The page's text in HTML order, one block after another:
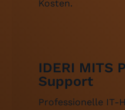
Kosten.
IDERI MITS
Support
Professionelle IT-